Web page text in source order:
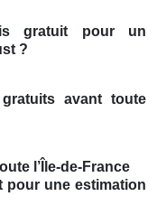
gratuit pour un
?
avant toute
l’Île-de-France
pour une estimation